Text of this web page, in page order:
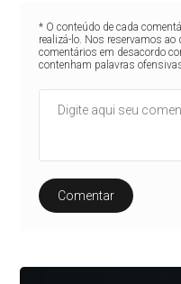
* O conteúdo de cada
realizá-lo. Nos reservamos
comentários em desacordo
contenham palavras
Comentar